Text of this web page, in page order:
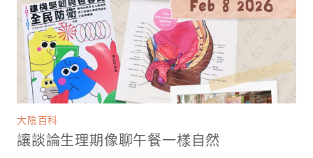
大陰百科
讓談論生理期像聊午餐一樣自然